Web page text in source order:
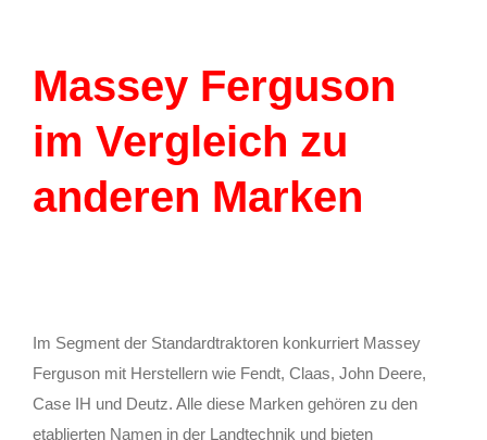
Massey Ferguson
im Vergleich zu
anderen Marken
Im Segment der Standardtraktoren konkurriert Massey
Ferguson mit Herstellern wie Fendt, Claas, John Deere,
Case IH und Deutz. Alle diese Marken gehören zu den
etablierten Namen in der Landtechnik und bieten